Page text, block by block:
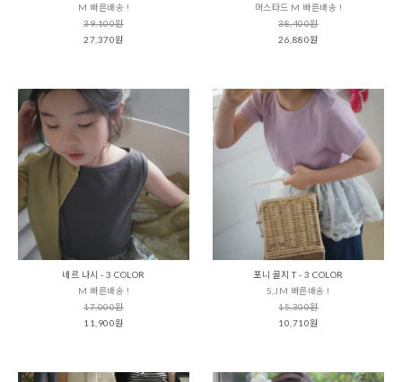
M 빠른배송 !
39,100원
27,370원
머스타드 M 빠른배송 !
38,400원
26,880원
네르 나시 - 3 COLOR
M 빠른배송 !
17,000원
11,900원
포니 골지 T - 3 COLOR
S,JM 빠른배송 !
15,300원
10,710원